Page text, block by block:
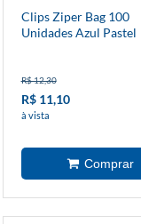
Clips Ziper Bag 100
Unidades Azul Pastel
R$ 12,30
R$ 11,10
à vista